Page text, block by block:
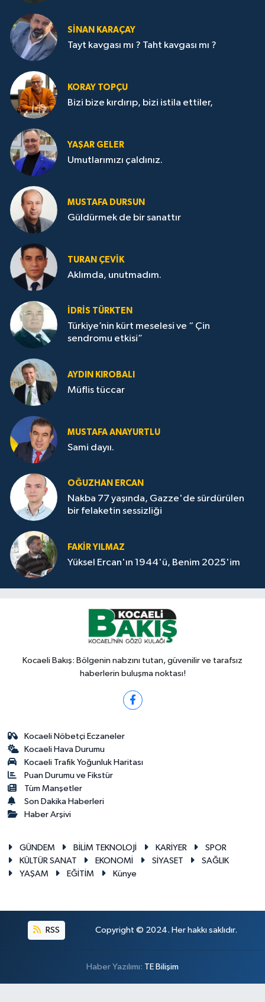
SİNAN KARAÇAY
Tayt kavgası mı ? Taht kavgası mı ?
KORAY TOPÇU
Bizi bize kırdırıp, bizi istila ettiler,
YAŞAR GELER
Umutlarımızı çaldınız.
MUSTAFA DURSUN
Güldürmek de bir sanattır
TURAN ÇEVİK
Aklımda, unutmadım.
İDRİS TÜRKTEN
Türkiye’nin kürt meselesi ve “ Çin
sendromu etkisi”
AYDIN KIROBALI
Müflis tüccar
MUSTAFA ANAYURTLU
Sami dayıı.
OĞUZHAN ERCAN
Nakba 77 yaşında, Gazze'de sürdürülen
bir felaketin sessizliği
FAKİR YILMAZ
Yüksel Ercan'ın 1944'ü, Benim 2025'im
Kocaeli Bakış: Bölgenin nabzını tutan, güvenilir ve tarafsız
haberlerin buluşma noktası!
Kocaeli Nöbetçi Eczaneler
Kocaeli Hava Durumu
Kocaeli Trafik Yoğunluk Haritası
Puan Durumu ve Fikstür
Tüm Manşetler
Son Dakika Haberleri
Haber Arşivi
GÜNDEM BİLİM TEKNOLOJİ KARİYER
SPOR
KÜLTÜR SANAT
EKONOMİ SİYASET
SAĞLIK
YAŞAM
EĞİTİM Künye
RSS Copyright © 2024. Her hakkı saklıdır.
Haber Yazılımı: TE Bilişim